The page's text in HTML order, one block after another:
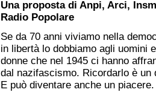
Una proposta di Anpi, Arci,
Radio Popolare
Se da 70 anni viviamo nella
in libertà lo dobbiamo agli uomini
donne che nel 1945 ci hanno
dal nazifascismo. Ricordarlo è un
E può diventare anche un piacere.